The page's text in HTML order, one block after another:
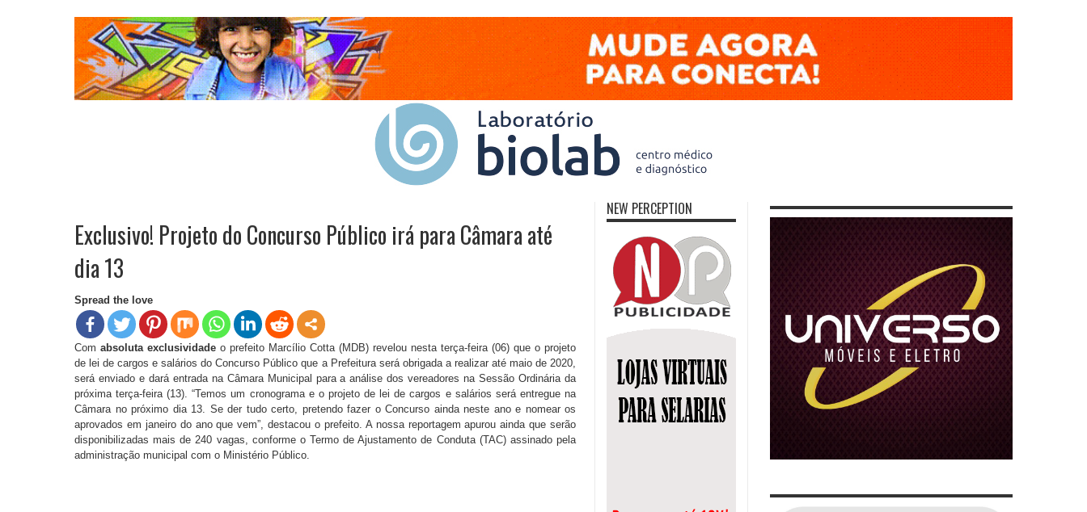
Exclusivo! Projeto do Concurso Público irá para Câmara até
dia 13
Spread the love
Com absoluta exclusividade o prefeito Marcílio Cotta (MDB) revelou nesta terça-feira (06) que o projeto
de lei de cargos e salários do Concurso Público que a Prefeitura será obrigada a realizar até maio de 2020,
será enviado e dará entrada na Câmara Municipal para a análise dos vereadores na Sessão Ordinária da
próxima terça-feira (13). “Temos um cronograma e o projeto de lei de cargos e salários será entregue na
Câmara no próximo dia 13. Se der tudo certo, pretendo fazer o Concurso ainda neste ano e nomear os
aprovados em janeiro do ano que vem”, destacou o prefeito. A nossa reportagem apurou ainda que serão
disponibilizadas mais de 240 vagas, conforme o Termo de Ajustamento de Conduta (TAC) assinado pela
administração municipal com o Ministério Público.
NEW PERCEPTION